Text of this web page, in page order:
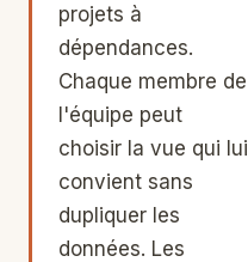
projets à
dépendances.
Chaque membre de
l'équipe peut
choisir la vue qui lui
convient sans
dupliquer les
données. Les